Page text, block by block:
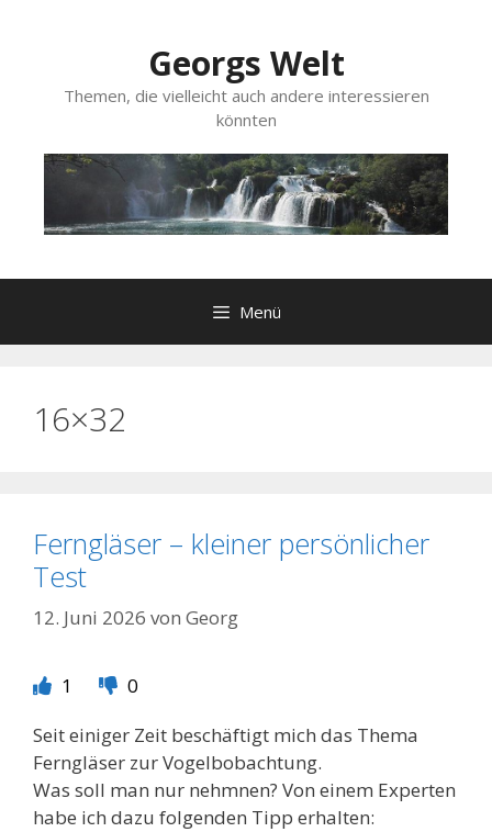
Georgs Welt
Themen, die vielleicht auch andere interessieren
könnten
Menü
16×32
Ferngläser – kleiner persönlicher
Test
12. Juni 2026 von Georg
1
0
Seit einiger Zeit beschäftigt mich das Thema
Ferngläser zur Vogelbobachtung.
Was soll man nur nehmnen? Von einem Experten
habe ich dazu folgenden Tipp erhalten: